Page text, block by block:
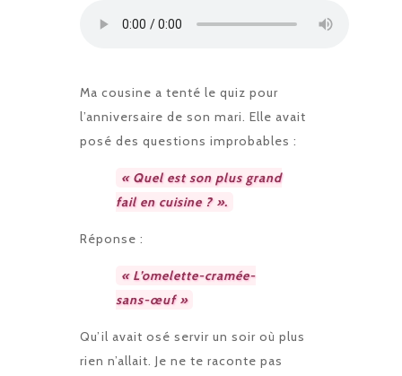
Ma cousine a tenté le quiz pour
l’anniversaire de son mari. Elle avait
posé des questions improbables :
« Quel est son plus grand
fail en cuisine ? ».
Réponse :
« L’omelette-cramée-
sans-œuf »
Qu’il avait osé servir un soir où plus
rien n’allait. Je ne te raconte pas